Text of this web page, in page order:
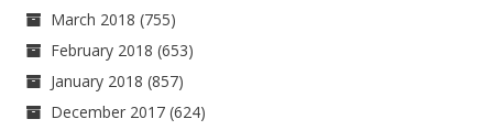
March 2018 (755)
February 2018 (653)
January 2018 (857)
December 2017 (624)